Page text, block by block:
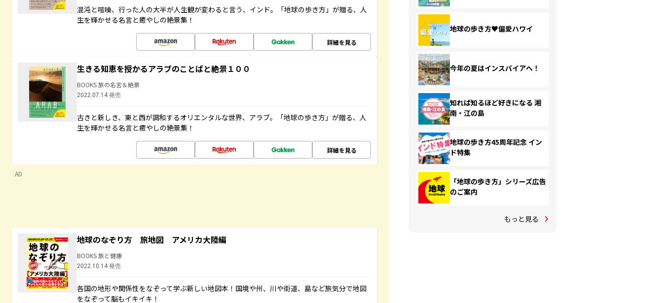
混沌と喧噪、行った人の大半が人生観が変わると言う、インド。「地球の歩き方」が贈る、人
生を輝かせる名言と癒やしの絶景集！
詳細を見る
生きる知恵を授かるアラブのことばと絶景１００
BOOKS 旅の名言＆絶景
2022.07.14 発売
古きと新しき、東と西が調和するオリエンタルな世界、アラブ。「地球の歩き方」が贈る、人
生を輝かせる名言と癒やしの絶景集！
詳細を見る
AD
地球のなぞり方 旅地図 アメリカ大陸編
BOOKS 旅と健康
2022.10.14 発売
各国の地形や関係性をなぞって学ぶ新しい地図本！国境や州、川や街道、島など旅気分で地図
をなぞって脳もイキイキ！
地球の歩き方♥偏愛ハワイ
今年の夏はインスパイアへ！
知れば知るほど好きになる 湘
南・江の島
地球の歩き方45周年記念 イン
ド特集
「地球の歩き方」シリーズ広告
のご案内
もっと見る